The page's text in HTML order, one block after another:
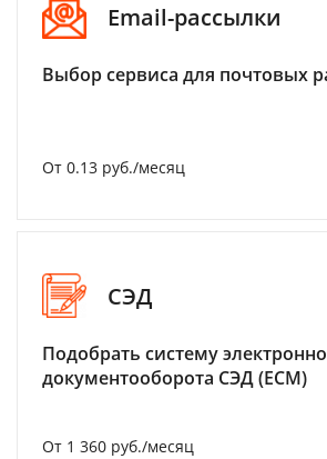
Email-рассылки
Выбор сервиса для почтовых
От 0.13 руб./месяц
СЭД
Подобрать систему
документооборота СЭД (ECM)
От 1 360 руб./месяц